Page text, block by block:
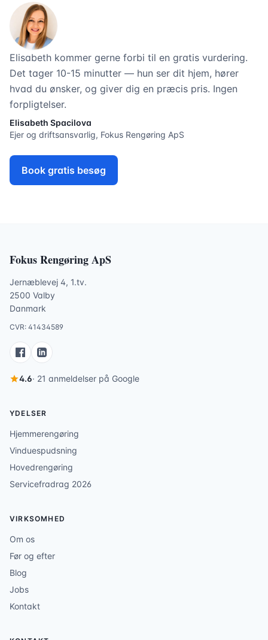
Elisabeth kommer gerne forbi til en gratis vurdering.
Det tager 10-15 minutter — hun ser dit hjem, hører
hvad du ønsker, og giver dig en præcis pris. Ingen
forpligtelser.
Elisabeth Spacilova
Ejer og driftsansvarlig, Fokus Rengøring ApS
Book gratis besøg
Fokus Rengøring ApS
Jernæblevej 4, 1.tv.
2500 Valby
Danmark
CVR: 41434589
4.6· 21 anmeldelser på Google
YDELSER
Hjemmerengøring
Vinduespudsning
Hovedrengøring
Servicefradrag 2026
VIRKSOMHED
Om os
Før og efter
Blog
Jobs
Kontakt